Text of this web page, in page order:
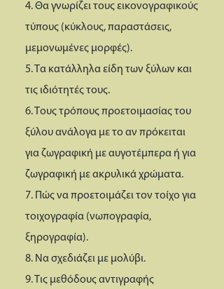
4. Θα γνωρίζει τους εικονογραφικούς
τύπους (κύκλους, παραστάσεις,
μεμονωμένες μορφές).
5. Τα κατάλληλα είδη των ξύλων και
τις ιδιότητές τους.
6. Τους τρόπους προετοιμασίας του
ξύλου ανάλογα με το αν πρόκειται
για ζωγραφική με αυγοτέμπερα ή για
ζωγραφική με ακρυλικά χρώματα.
7. Πώς να προετοιμάζει τον τοίχο για
τοιχογραφία (νωπογραφία,
ξηρογραφία).
8. Να σχεδιάζει με μολύβι.
9. Τις μεθόδους αντιγραφής